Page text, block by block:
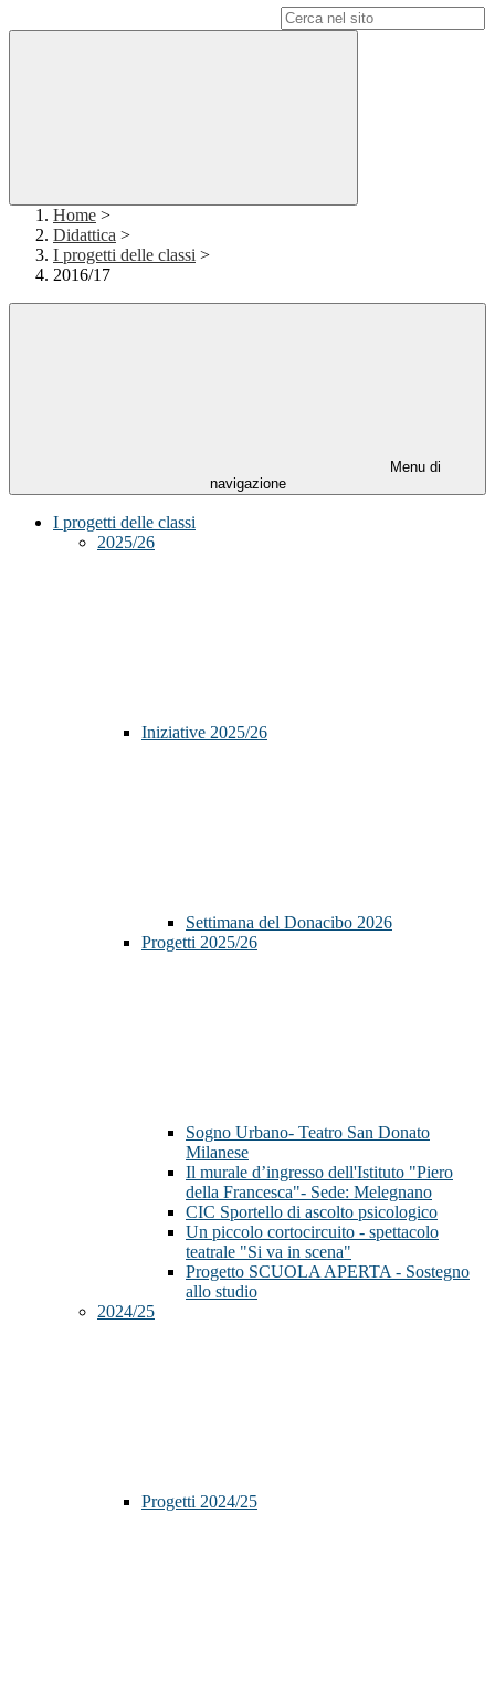
Home >
Didattica >
I progetti delle classi >
2016/17
Menu di
navigazione
I progetti delle classi
2025/26
Iniziative 2025/26
Settimana del Donacibo 2026
Progetti 2025/26
Sogno Urbano- Teatro San Donato
Milanese
Il murale d’ingresso dell'Istituto "Piero
della Francesca"- Sede: Melegnano
CIC Sportello di ascolto psicologico
Un piccolo cortocircuito - spettacolo
teatrale "Si va in scena"
Progetto SCUOLA APERTA - Sostegno
allo studio
2024/25
Progetti 2024/25